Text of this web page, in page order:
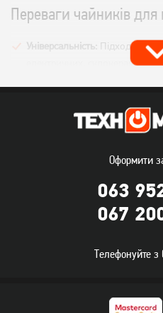
Переваги чайників для
Універсальність: Підходять
електричних, склокерамічних
Надійність та довговічність:
тривалий термін служби.
води, дозволяючи швидко
Простота використання та
дозволяють підібрати
Оформити
063
067
Телефонуйте з